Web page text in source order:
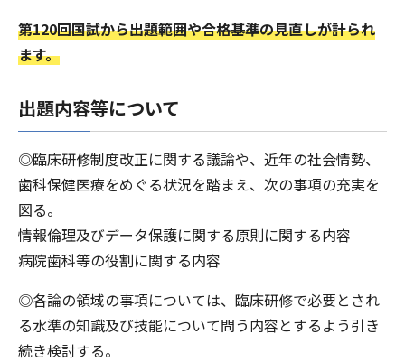
第120回国試から出題範囲や合格基準の見直しが計られ
ます。
出題内容等について
◎臨床研修制度改正に関する議論や、近年の社会情勢、
歯科保健医療をめぐる状況を踏まえ、次の事項の充実を
図る。
情報倫理及びデータ保護に関する原則に関する内容
病院歯科等の役割に関する内容
◎各論の領域の事項については、臨床研修で必要とされ
る水準の知識及び技能について問う内容とするよう引き
続き検討する。